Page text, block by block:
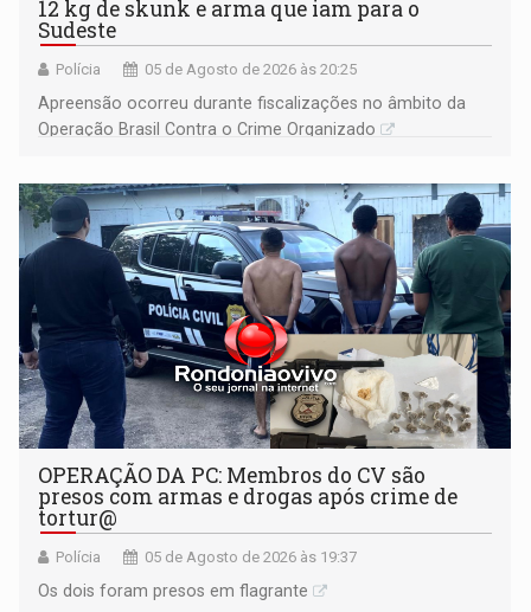
12 kg de skunk e arma que iam para o
Sudeste
Polícia 05 de Agosto de 2026 às 20:25
Apreensão ocorreu durante fiscalizações no âmbito da
Operação Brasil Contra o Crime Organizado
OPERAÇÃO DA PC: Membros do CV são
presos com armas e drogas após crime de
tortur@
Polícia 05 de Agosto de 2026 às 19:37
Os dois foram presos em flagrante